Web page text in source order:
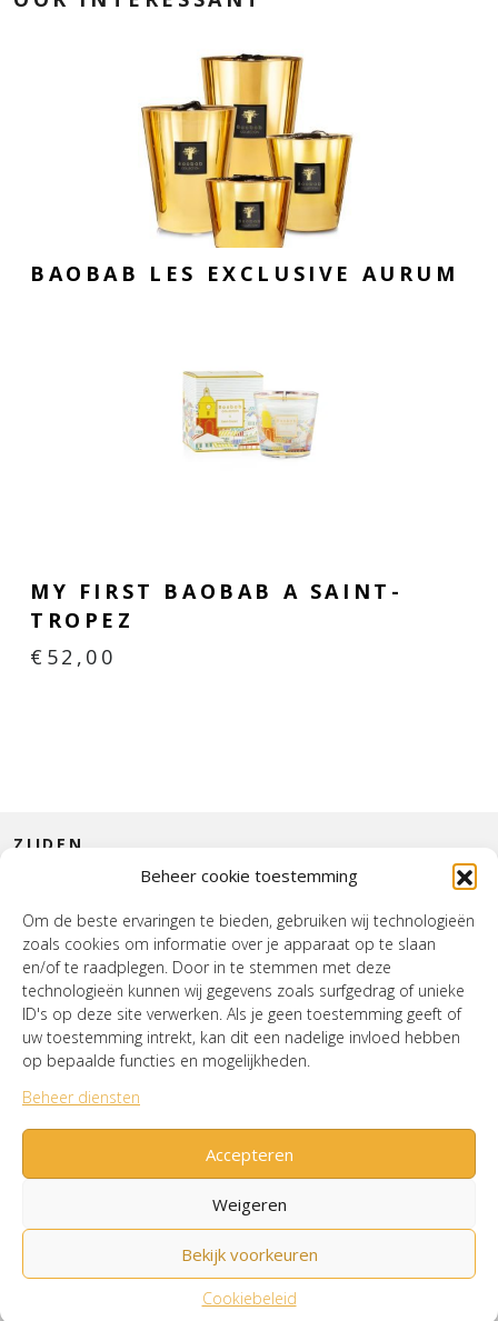
Beheer cookie toestemming
Om de beste ervaringen te bieden, gebruiken wij technologieën
zoals cookies om informatie over je apparaat op te slaan
en/of te raadplegen. Door in te stemmen met deze
technologieën kunnen wij gegevens zoals surfgedrag of unieke
ID's op deze site verwerken. Als je geen toestemming geeft of
uw toestemming intrekt, kan dit een nadelige invloed hebben
op bepaalde functies en mogelijkheden.
Beheer diensten
Accepteren
Weigeren
Bekijk voorkeuren
Cookiebeleid
BAOBAB LES EXCLUSIVE AURUM
MY FIRST BAOBAB A SAINT-
TROPEZ
€ 52,00
HOUSE OF WURPEL
OPENINGSTIJDEN
ZIJDEN
INTERIEUR
Verzenden & RetournerenCookiebeleid (EU)
Mijn account
© House of Wurpel 2026 - Proudly made by